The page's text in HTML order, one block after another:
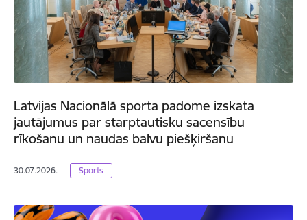
Latvijas Nacionālā sporta padome izskata
jautājumus par starptautisku sacensību
rīkošanu un naudas balvu piešķiršanu
30.07.2026. Sports